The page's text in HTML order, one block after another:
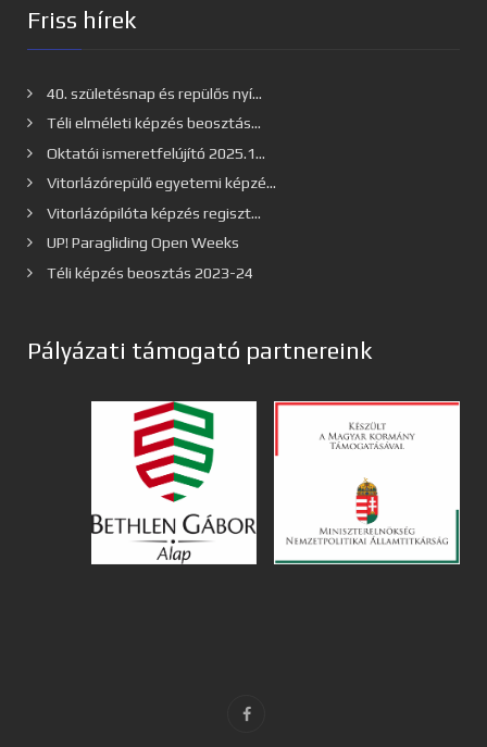
Friss hírek
40. születésnap és repülős nyí...
Téli elméleti képzés beosztás...
Oktatói ismeretfelújító 2025.1...
Vitorlázórepülő egyetemi képzé...
Vitorlázópilóta képzés regiszt...
UP! Paragliding Open Weeks
Téli képzés beosztás 2023-24
Pályázati támogató partnereink